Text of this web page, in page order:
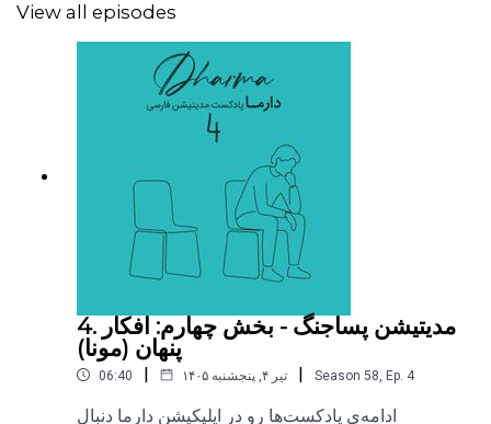
سرزنش نکنید. تصمیم نگرفتن هم خودش نوعی تصمیم در اون
همین موضوع رو برای دیگران هم در نظر بگیرید، والدین ما،
خانواده، اطرافیان و جامعه‌ی بشری همه در لحظه‌ی تصمیم
گیری سعی کردند بهترین تصمیم رو بگیرند. پس اونا رو برای
تصمیمات غلطشون سرزنش نکنید. اونارو ببخشید و این طور
فکر کنید که شاید اگر شما هم در اون زمان و مکان جای اونها
خودمون و دیگران درس بگیریم، رشد کنیم و در تصمیمات
بعدی پارامتر‌های بیشتری رو لحاظ کنیم تا تصمیمات بهتری
View all episodes
4. مدیتیشن پساجنگ - بخش چهارم: افکار
پنهان (مونا)
06:40 | ۱۴۰۵ تیر ۴, پنجشنبه | Season 58, Ep. 4
ادامه‌ی پادکست‌ها رو در اپلیکیشن دارما دنبال